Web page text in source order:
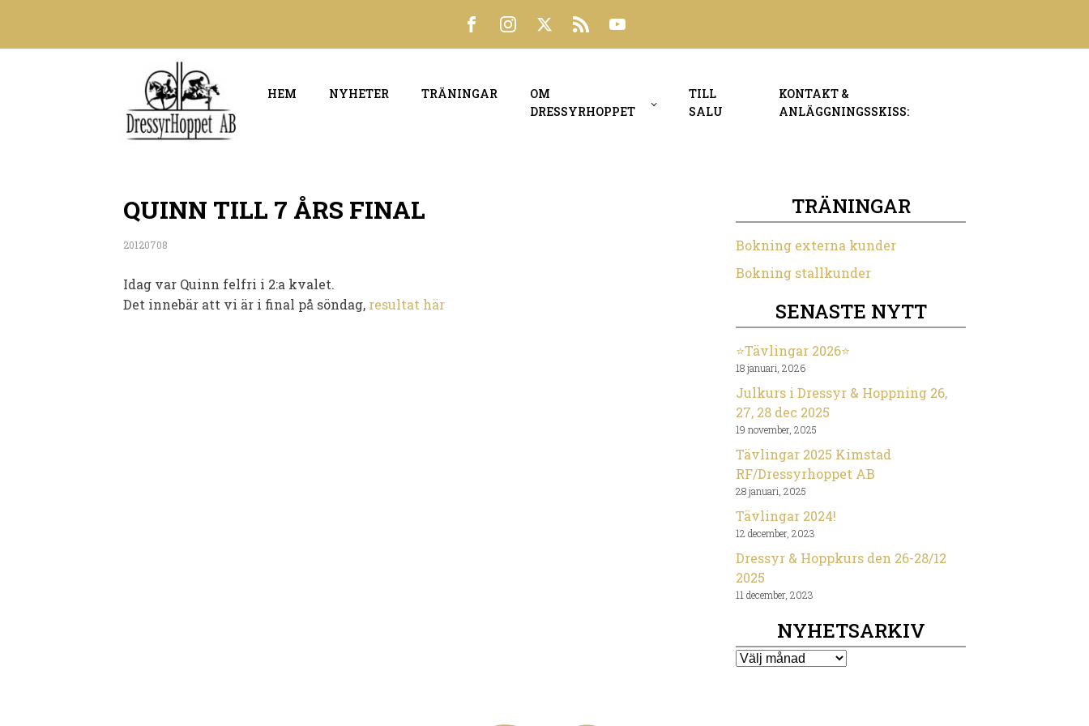
HEM NYHETER TRÄNINGAR
OM
DRESSYRHOPPET
TILL
SALU
KONTAKT &
ANLÄGGNINGSSKISS:
QUINN TILL 7 ÅRS FINAL
20120708
Idag var Quinn felfri i 2:a kvalet.
Det innebär att vi är i final på söndag, resultat här
TRÄNINGAR
Bokning externa kunder
Bokning stallkunder
SENASTE NYTT
⭐️Tävlingar 2026⭐️
18 januari, 2026
Julkurs i Dressyr & Hoppning 26,
27, 28 dec 2025
19 november, 2025
Tävlingar 2025 Kimstad
RF/Dressyrhoppet AB
28 januari, 2025
Tävlingar 2024!
12 december, 2023
Dressyr & Hoppkurs den 26-28/12
2025
11 december, 2023
NYHETSARKIV
Nyhetsarkiv